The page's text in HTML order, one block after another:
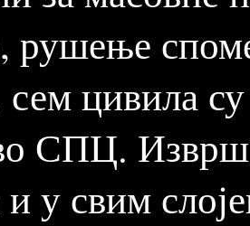
рушење
сем цивила
СПЦ.
у свим